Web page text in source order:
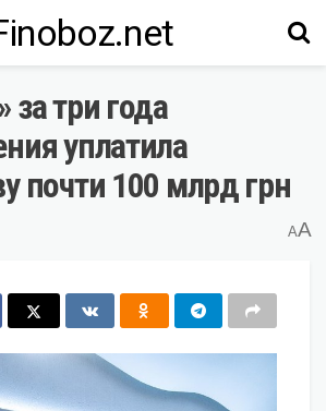
за три года
уплатила
почти 100 млрд грн
AA